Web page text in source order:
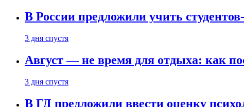
В России предложили учить
3 дня спустя
Август — не время для отдыха: как
3 дня спустя
В ГД предложили ввести оценку